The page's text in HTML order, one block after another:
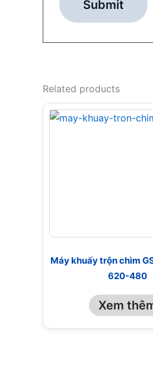
Related products
Máy khuấy trộn chìm
620-480
Xem